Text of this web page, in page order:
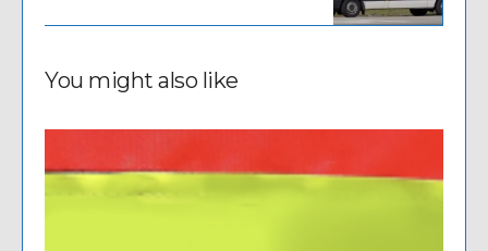
You might also like